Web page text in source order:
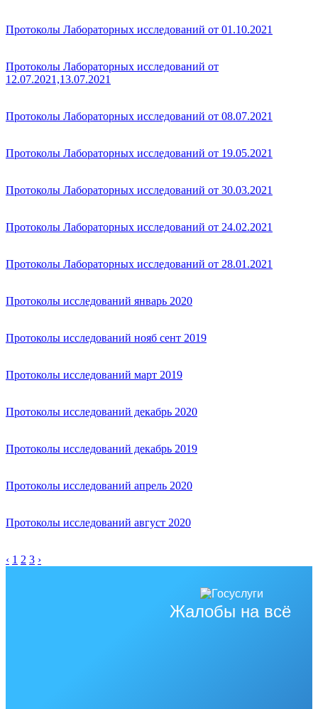
Протоколы Лабораторных исследований от 01.10.2021
Протоколы Лабораторных исследований от
12.07.2021,13.07.2021
Протоколы Лабораторных исследований от 08.07.2021
Протоколы Лабораторных исследований от 19.05.2021
Протоколы Лабораторных исследований от 30.03.2021
Протоколы Лабораторных исследований от 24.02.2021
Протоколы Лабораторных исследований от 28.01.2021
Протоколы исследований январь 2020
Протоколы исследований нояб сент 2019
Протоколы исследований март 2019
Протоколы исследований декабрь 2020
Протоколы исследований декабрь 2019
Протоколы исследований апрель 2020
Протоколы исследований август 2020
‹ 1 2 3 ›
Жалобы на всё